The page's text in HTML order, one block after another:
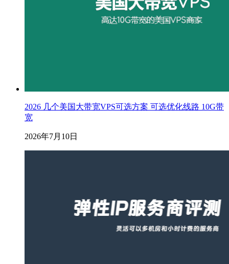
2026 几个美国大带宽VPS可选方案 可选优化线路 10G带
宽
2026年7月10日